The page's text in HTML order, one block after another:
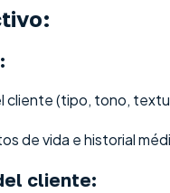
cliente (tipo, tono,
de vida e historial
cliente: